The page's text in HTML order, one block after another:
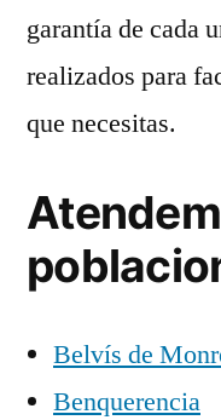
garantía de cada
realizados para
que necesitas.
Belvís de
Benquerencia